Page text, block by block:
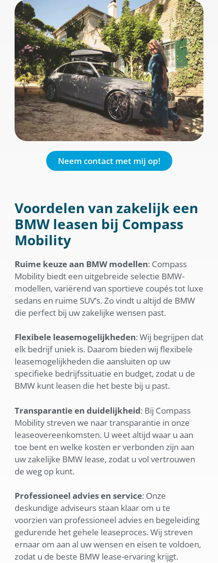
Neem contact met mij op!
Voordelen van zakelijk een
BMW leasen bij Compass
Mobility
Ruime keuze aan BMW modellen: Compass
Mobility biedt een uitgebreide selectie BMW-
modellen, variërend van sportieve coupés tot luxe
sedans en ruime SUV’s. Zo vindt u altijd de BMW
die perfect bij uw zakelijke wensen past.
Flexibele leasemogelijkheden: Wij begrijpen dat
elk bedrijf uniek is. Daarom bieden wij flexibele
leasemogelijkheden die aansluiten op uw
specifieke bedrijfssituatie en budget, zodat u de
BMW kunt leasen die het beste bij u past.
Transparantie en duidelijkheid: Bij Compass
Mobility streven we naar transparantie in onze
leaseovereenkomsten. U weet altijd waar u aan
toe bent en welke kosten er verbonden zijn aan
uw zakelijke BMW lease, zodat u vol vertrouwen
de weg op kunt.
Professioneel advies en service: Onze
deskundige adviseurs staan klaar om u te
voorzien van professioneel advies en begeleiding
gedurende het gehele leaseproces. Wij streven
ernaar om aan al uw wensen en eisen te voldoen,
zodat u de beste BMW lease-ervaring krijgt.